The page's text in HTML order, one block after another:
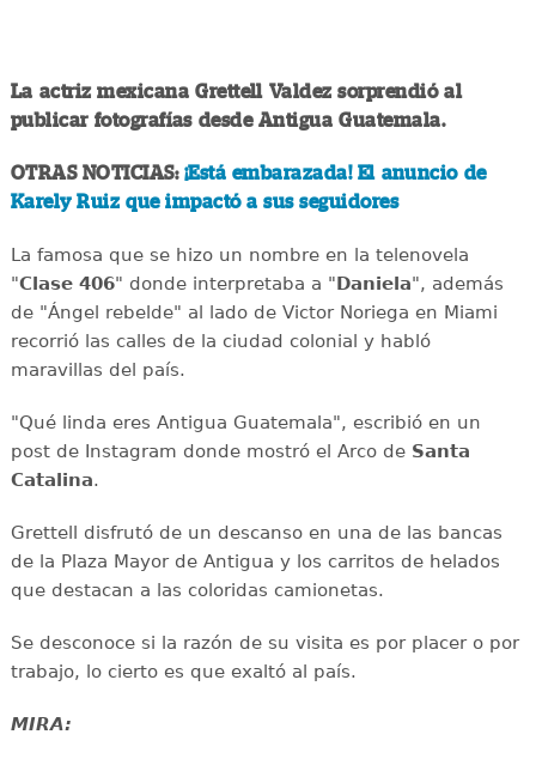
La actriz mexicana Grettell Valdez sorprendió al
publicar fotografías desde Antigua Guatemala.
OTRAS NOTICIAS: ¡Está embarazada! El anuncio de
Karely Ruiz que impactó a sus seguidores
La famosa que se hizo un nombre en la telenovela
"Clase 406" donde interpretaba a "Daniela", además
de "Ángel rebelde" al lado de Victor Noriega en Miami
recorrió las calles de la ciudad colonial y habló
maravillas del país.
"Qué linda eres Antigua Guatemala", escribió en un
post de Instagram donde mostró el Arco deSanta
Catalina.
Grettell disfrutó de un descanso en una de las bancas
de la Plaza Mayor de Antigua y los carritos de helados
que destacan a las coloridas camionetas.
Se desconoce si la razón de su visita es por placer o por
trabajo, lo cierto es que exaltó al país.
MIRA: